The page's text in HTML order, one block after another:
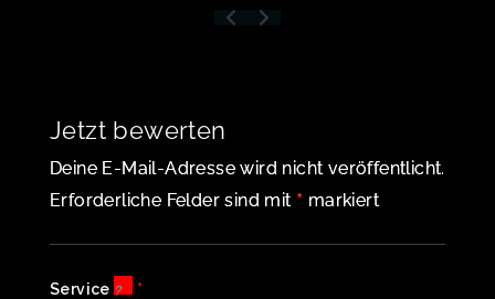
Jetzt bewerten
Deine E-Mail-Adresse wird nicht veröffentlicht.
Erforderliche Felder sind mit * markiert
Service